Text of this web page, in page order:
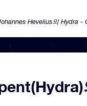
Hevelius의 Hydra